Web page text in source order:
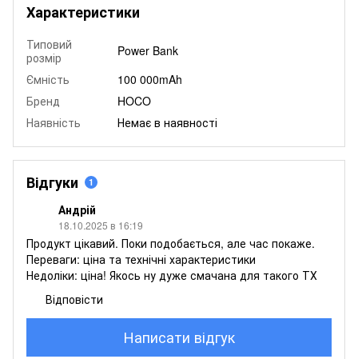
Характеристики
Типовий
розмір
Power Bank
Ємність
100 000mAh
Бренд
HOCO
Наявність
Немає в наявності
Відгуки 1
Андрій
18.10.2025 в 16:19
Продукт цікавий. Поки подобається, але час покаже.
Переваги: ціна та технічні характеристики
Недоліки: ціна! Якось ну дуже смачана для такого ТХ
Відповісти
Написати відгук